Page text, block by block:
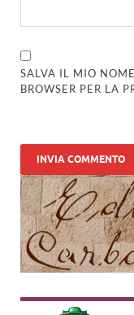
SALVA IL MIO
BROWSER PER LA